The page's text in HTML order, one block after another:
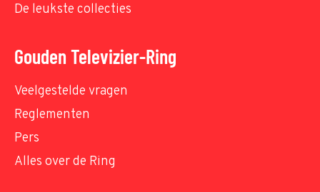
De leukste collecties
Gouden Televizier-Ring
Veelgestelde vragen
Reglementen
Pers
Alles over de Ring